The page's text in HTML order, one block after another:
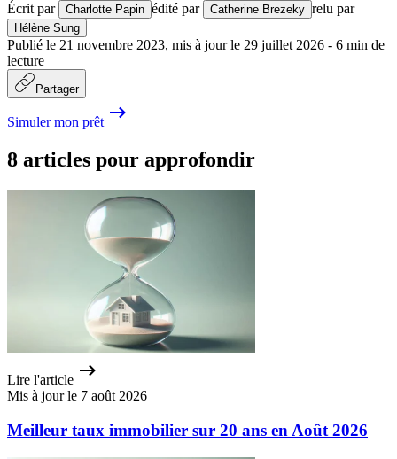
Écrit par Charlotte Papin édité par Catherine Brezeky relu par
Hélène Sung
Publié le 21 novembre 2023, mis à jour le 29 juillet 2026 - 6 min de
lecture
Partager
Simuler mon prêt
8 articles pour approfondir
Lire l'article
Mis à jour le 7 août 2026
Meilleur taux immobilier sur 20 ans en Août 2026